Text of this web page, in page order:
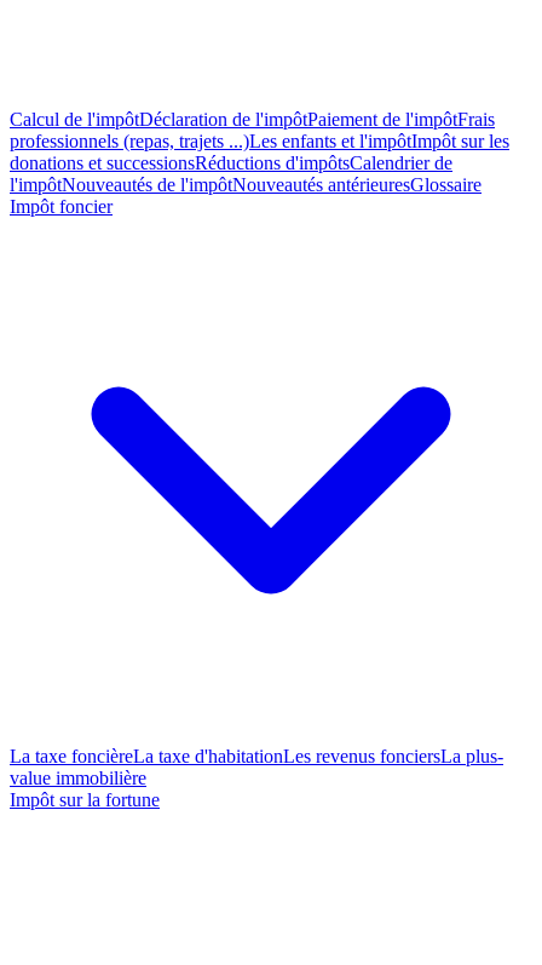
Calcul de l'impôtDéclaration de l'impôtPaiement de l'impôtFrais
professionnels (repas, trajets ...)Les enfants et l'impôtImpôt sur les
donations et successionsRéductions d'impôtsCalendrier de
l'impôtNouveautés de l'impôtNouveautés antérieuresGlossaire
Impôt foncier
La taxe foncièreLa taxe d'habitationLes revenus fonciersLa plus-
value immobilière
Impôt sur la fortune